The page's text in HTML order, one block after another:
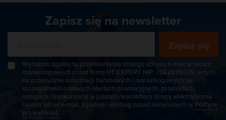
Zapisz się na newsletter
Zapisz się
Wyrażam zgodę na przetwarzanie mojego adresu e-mail w celach
marketingowych przez firmę HT EXPERT NIP: 7342676075, w tym
na przesyłanie informacji handlowych i marketingowych (w
szczególności o nowych ofertach promocyjnych, produktach,
usługach i konkursach) w postaci newslettera drogą elektroniczną
na mój adres e-mail, zgodnie i według zasad określonych w Polityce
prywatności.